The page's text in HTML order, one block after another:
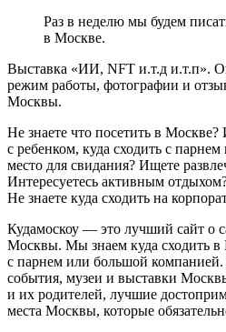
Раз в неделю мы будем
в Москве.
Выставка «ИИ, NFT и.т.д и.т.п».
режим работы, фотографии и
Москвы.
Не знаете что посетить в Москве?
с ребенком, куда сходить с
место для свидания? Ищете
Интересуетесь активным
Не знаете куда сходить на
Кудамоскоу — это лучший сайт о
Москвы. Мы знаем куда сходить в
с парнем или большой
события, музеи и выставки
и их родителей, лучшие
места Москвы, которые